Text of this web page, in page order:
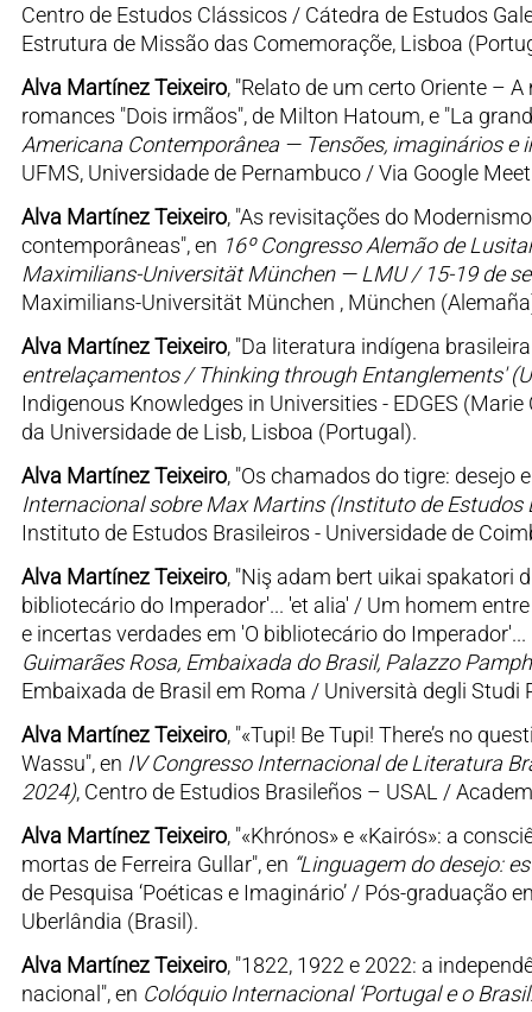
Centro de Estudos Clássicos / Cátedra de Estudos
Estrutura de Missão das Comemoraçõe, Lisboa
Alva Martínez Teixeiro, "Relato de um certo Oriente –
romances "Dois irmãos", de Milton Hatoum, e "La
Americana Contemporânea — Tensões, imaginários e
UFMS, Universidade de Pernambuco / Via Google
Alva Martínez Teixeiro, "As revisitações do
contemporâneas", en 16º Congresso Alemão de
Maximilians-Universität München — LMU / 15-19 de
Maximilians-Universität München , München
Alva Martínez Teixeiro, "Da literatura indígena
entrelaçamentos / Thinking through Entanglements'
Indigenous Knowledges in Universities - EDGES
da Universidade de Lisb, Lisboa (Portugal).
Alva Martínez Teixeiro, "Os chamados do tigre: desejo
Internacional sobre Max Martins (Instituto de Estudos
Instituto de Estudos Brasileiros - Universidade de
Alva Martínez Teixeiro, "Niş adam bert uikai spakatori
bibliotecário do Imperador'... 'et alia' / Um homem
e incertas verdades em 'O bibliotecário do Imperador'...
Guimarães Rosa, Embaixada do Brasil, Palazzo
Embaixada de Brasil em Roma / Università degli Studi
Alva Martínez Teixeiro, "«Tupi! Be Tupi! There’s no
Wassu", en IV Congresso Internacional de Literatura
2024), Centro de Estudios Brasileños – USAL /
Alva Martínez Teixeiro, "«Khrónos» e «Kairós»: a
mortas de Ferreira Gullar", en “Linguagem do desejo:
de Pesquisa ‘Poéticas e Imaginário’ / Pós-
Uberlândia (Brasil).
Alva Martínez Teixeiro, "1822, 1922 e 2022: a
nacional", en Colóquio Internacional ‘Portugal e o